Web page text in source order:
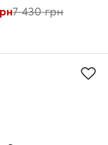
7 430грн